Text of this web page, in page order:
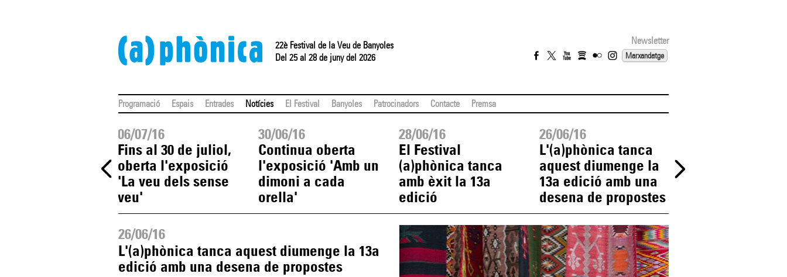
22è Festival de la Veu de Banyoles
Del 25 al 28 de juny del 2026
Newsletter
Marxandatge
Programació Espais Entrades Notícies El Festival Banyoles Patrocinadors Contacte Premsa
06/07/16
Fins al 30 de juliol,
oberta l'exposició
'La veu dels sense
veu'
30/06/16
Continua oberta
l'exposició 'Amb un
dimoni a cada
orella'
28/06/16
El Festival
(a)phònica tanca
amb èxit la 13a
edició
26/06/16
L'(a)phònica tanca
aquest diumenge la
13a edició amb una
desena de propostes
per al concert de
26/06/16
L'(a)phònica tanca aquest diumenge la 13a
edició amb una desena de propostes